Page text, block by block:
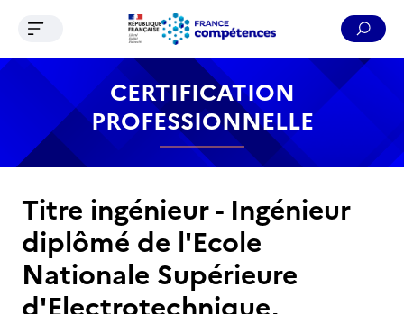
Contenu Recherche Menu Pied de page
Ouvrir le menu de navigation
CERTIFICATION
PROFESSIONNELLE
Titre ingénieur - Ingénieur
diplômé de l'Ecole
Nationale Supérieure